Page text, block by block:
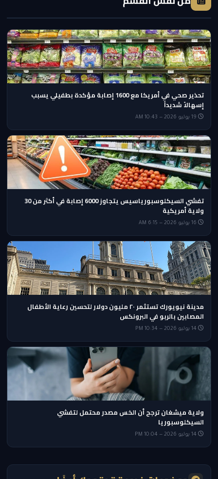
تحذير صحي في أمريكا مع 1600 إصابة مؤكدة بطفيلي يسبب
إسهالاً شديداً
تفشي السيكلوسبورياسيس يتجاوز 6000 إصابة في أكثر من 30
ولاية أمريكية
مدينة نيويورك تستثمر ٢٠ مليون دولار لتحسين رعاية الأطفال
المصابين بالربو في البرونكس
ولاية ميشغان ترجح أن الخس مصدر محتمل لتفشي
السيكلوسبوريا